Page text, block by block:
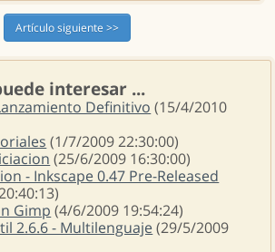
Artículo siguiente >>
interesar ...
Definitivo (15/4/2010
(1/7/2009 22:30:00)
(25/6/2009 16:30:00)
- Inkscape 0.47 Pre-Released
Gimp (4/6/2009 19:54:24)
2.6.6 - Multilenguaje(29/5/2009